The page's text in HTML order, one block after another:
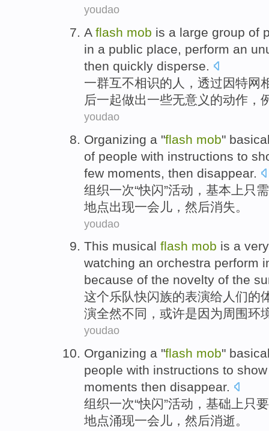
youdao
A flash mob is a large group of
in a public place, perform an
then quickly disperse.
一群互不相识的 人 ，透过因特网
后一起做出一些无意义 的动作 ，
youdao
Organizing a "flash mob"
of people with instructions to
few moments then disappear.
组织一次“快闪”活动， 基本上 只
地点出现一会儿 ， 然后消失 。
youdao
This musical flash mob is a
watching an orchestra perform
because of the novelty of the
这个乐队快闪族的表演给人们的
演全然不同 ， 或许是因为周围环
youdao
Organizing a "flash mob"
people with instructions to show
moments then disappear.
组织一次“快闪”活动，基础上只
地点涌现一会儿 ， 然后消逝。